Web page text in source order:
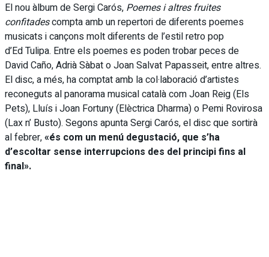
El nou àlbum de Sergi Carós, Poemes i altres fruites
confitadescompta amb un repertori de diferents poemes
musicats i cançons molt diferents de l’estil retro pop
d’Ed Tulipa. Entre els poemes es poden trobar peces de
David Caño, Adrià Sàbat o Joan Salvat Papasseit, entre altres.
El disc, a més, ha comptat amb la col·laboració d’artistes
reconeguts al panorama musical català com Joan Reig (Els
Pets), Lluís i Joan Fortuny (Elèctrica Dharma) o Pemi Rovirosa
(Lax n’ Busto). Segons apunta Sergi Carós, el disc que sortirà
al febrer,«és com un menú degustació, que s’ha
d’escoltar sense interrupcions des del principi fins al
final».